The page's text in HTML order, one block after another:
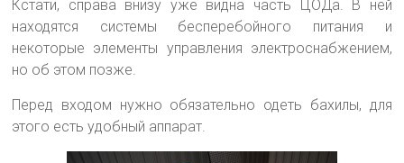
Кстати, справа внизу уже видна часть ЦОДа. В ней
находятся системы бесперебойного питания и
некоторые элементы управления электроснабжением,
но об этом позже.
Перед входом нужно обязательно одеть бахилы, для
этого есть удобный аппарат.